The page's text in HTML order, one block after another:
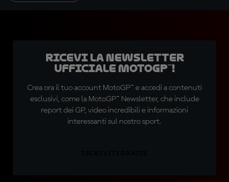
Ricevi la newsletter
ufficiale MotoGP™!
Crea ora il tuo account MotoGP™ e accedi a contenuti
esclusivi, come la MotoGP™ Newsletter, che include
report dei GP, video incredibili e informazioni
interessanti sul nostro sport.